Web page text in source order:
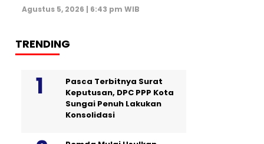
Agustus 5, 2026 | 6:43 pm WIB
TRENDING
Pasca Terbitnya Surat
Keputusan, DPC PPP Kota
Sungai Penuh Lakukan
Konsolidasi